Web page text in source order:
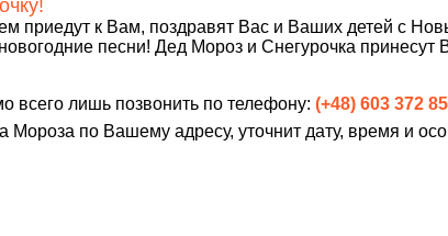
приедут к Вам, поздравят Вас и Ваших детей с
песни! Дед Мороз и Снегурочка принесут
всего лишь позвонить по телефону: (+48) 603 372
по Вашему адресу, уточнит дату, время и